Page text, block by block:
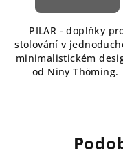
PILAR - doplňky
stolování v
minimalistickém
od Niny Thöming.